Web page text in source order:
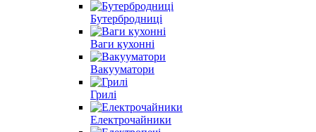
Бутербродниці
Ваги кухонні
Вакууматори
Грилі
Електрочайники